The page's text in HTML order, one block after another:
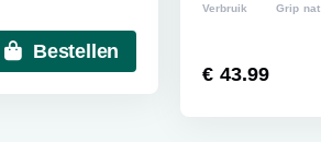
Bestellen
Verbruik Grip nat
€ 43.99